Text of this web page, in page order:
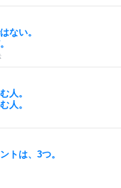
ない。
人。
人。
トは、3つ。